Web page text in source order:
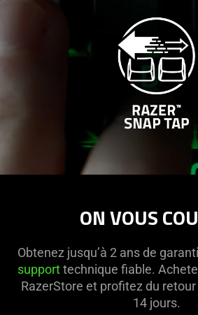
ON VOUS
Obtenez jusqu’à 2 ans de
supporttechnique fiable.
RazerStore et profitez du
14 jours.